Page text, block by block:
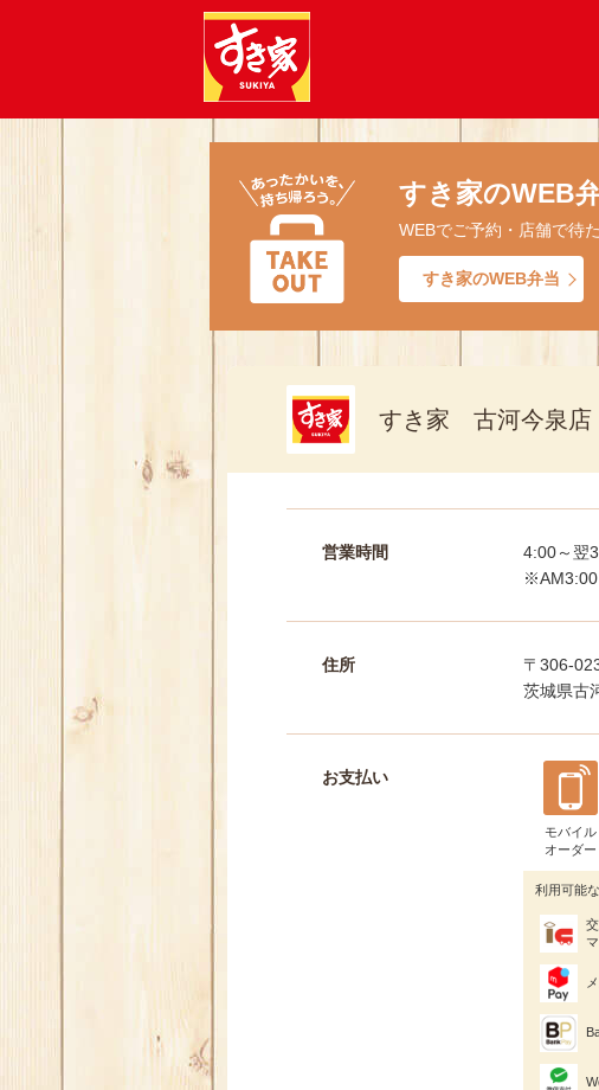
すき家のWEB
WEBでご予約・店舗で待
すき家のWEB弁当
すき家 古河今泉店
営業時間
4:00～翌
※AM3:00
住所
〒306-
茨城県古
お支払い
モバイル
オーダー
利用可能